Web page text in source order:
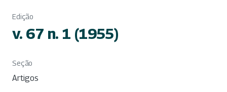
Edição
v. 67 n. 1 (1955)
Seção
Artigos